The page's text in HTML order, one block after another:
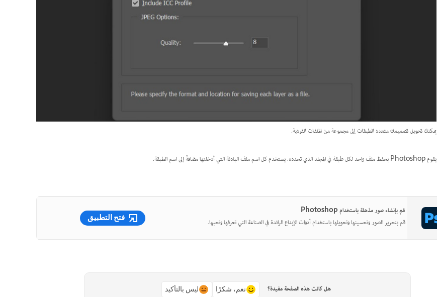
يمكنك تحويل تصميمك متعدد الطبقات إلى مجموعة من الملفات الفردية.
يقوم Photoshop بحفظ ملف واحد لكل طبقة في المجلد الذي تحدده. يستخدم كل اسم ملف البادئة التي أدخلتها مضافةً إلى اسم الطبقة.
قم بإنشاء صور مذهلة باستخدام Photoshop
قم بتحرير الصور وتحسينها وتحويلها باستخدام أدوات الإبداع الرائدة في الصناعة التي تعرفها وتحبها.
فتح التطبيق
هل كانت هذه الصفحة مفيدة؟ نعم، شكرًا ليس بالتأكيد